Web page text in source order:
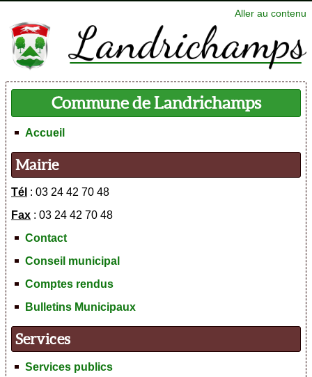
Aller au contenu
Commune de Landrichamps
Accueil
Mairie
Tél : 03 24 42 70 48
Fax : 03 24 42 70 48
Contact
Conseil municipal
Comptes rendus
Bulletins Municipaux
Services
Services publics